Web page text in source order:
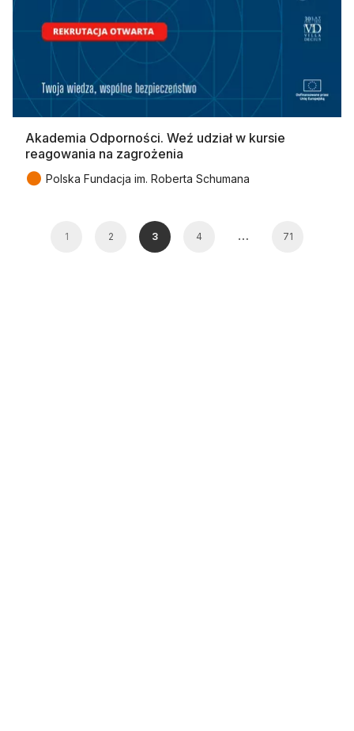
Akademia Odporności. Weź udział w kursie
reagowania na zagrożenia
● Polska Fundacja im. Roberta Schumana
1 2 3 4 … 71